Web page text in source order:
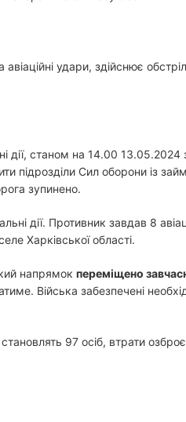
удари, здійснює
дії, станом на 14.00 13.05.2024
підрозділи Сил оборони із
зупинено.
дії. Противник завдав 8
Харківської області.
напрямок переміщено
Війська забезпечені
97 осіб, втрати